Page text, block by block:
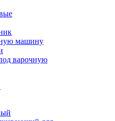
машину
варочную